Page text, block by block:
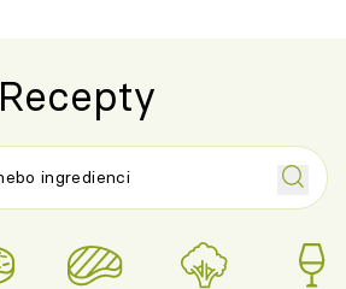
Recepty